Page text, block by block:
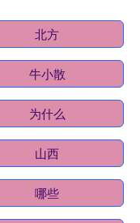
北方
牛小散
为什么
山西
哪些